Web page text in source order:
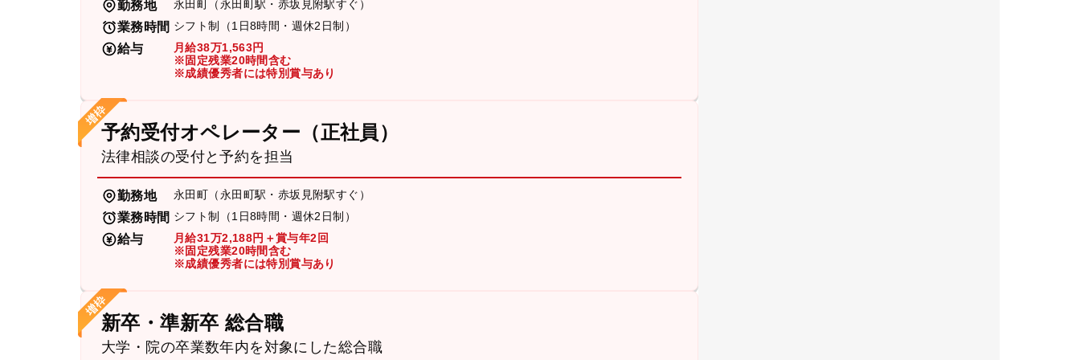
勤務地 永田町（永田町駅・赤坂見附駅すぐ）
業務時間 シフト制（1日8時間・週休2日制）
給与
月給38万1,563円
※固定残業20時間含む
※成績優秀者には特別賞与あり
予約受付オペレーター（正社員）
法律相談の受付と予約を担当
勤務地 永田町（永田町駅・赤坂見附駅すぐ）
業務時間 シフト制（1日8時間・週休2日制）
給与
月給31万2,188円＋賞与年2回
※固定残業20時間含む
※成績優秀者には特別賞与あり
新卒・準新卒 総合職
大学・院の卒業数年内を対象にした総合職